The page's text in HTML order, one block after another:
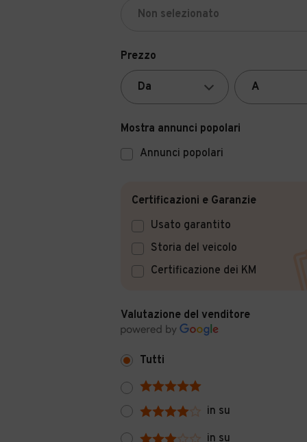
Prezzo
Mostra annunci popolari
Annunci popolari
Certificazioni e Garanzie
Usato garantito
Storia del veicolo
Certificazione dei KM
Valutazione del venditore
Tutti
in su
in su